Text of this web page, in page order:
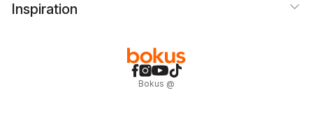
Inspiration
Bokus @